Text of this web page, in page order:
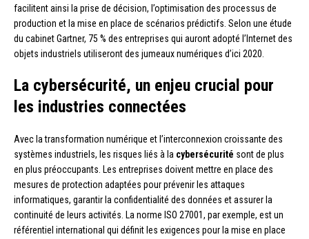
facilitent ainsi la prise de décision, l’optimisation des processus de
production et la mise en place de scénarios prédictifs. Selon une étude
du cabinet Gartner, 75 % des entreprises qui auront adopté l’Internet des
objets industriels utiliseront des jumeaux numériques d’ici 2020.
La cybersécurité, un enjeu crucial pour
les industries connectées
Avec la transformation numérique et l’interconnexion croissante des
systèmes industriels, les risques liés à la cybersécurité sont de plus
en plus préoccupants. Les entreprises doivent mettre en place des
mesures de protection adaptées pour prévenir les attaques
informatiques, garantir la confidentialité des données et assurer la
continuité de leurs activités. La norme ISO 27001, par exemple, est un
référentiel international qui définit les exigences pour la mise en place